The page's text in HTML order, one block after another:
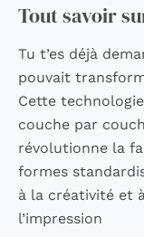
Tout savoir
Tu t’es déjà
pouvait
Cette
couche par
révolutionne la
formes
à la créativité et
l’impression